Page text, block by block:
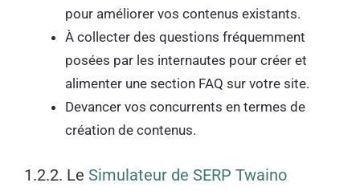
pour améliorer vos contenus existants.
À collecter des questions fréquemment
posées par les internautes pour créer et
alimenter une section FAQ sur votre site.
Devancer vos concurrents en termes de
création de contenus.
1.2.2. Le Simulateur de SERP Twaino